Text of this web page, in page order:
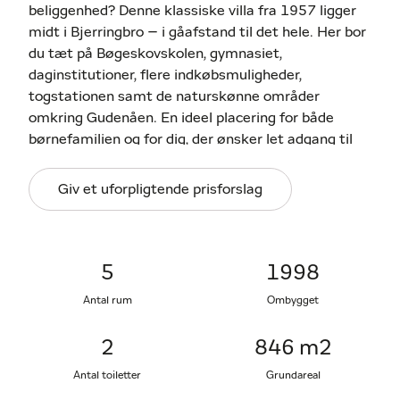
beliggenhed? Denne klassiske villa fra 1957 ligger
midt i Bjerringbro – i gåafstand til det hele. Her bor
du tæt på Bøgeskovskolen, gymnasiet,
daginstitutioner, flere indkøbsmuligheder,
togstationen samt de naturskønne områder
omkring Gudenåen. En ideel placering for både
børnefamilien og for dig, der ønsker let adgang til
Ejendommen rummer 144 veludnyttede
perfekt til både biler, værksted og pladskrævende
rødt tegltag og røde mursten, og vinduerne er
løbende udskiftet. Ejendommen opvarmes med
Giv et uforpligtende prisforslag
5
Antal rum
1998
Ombygget
2
Antal toiletter
846 m2
Grundareal